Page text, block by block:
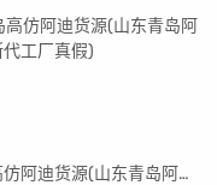
青岛高仿阿迪货源(山东青岛阿迪达斯代工厂真假)